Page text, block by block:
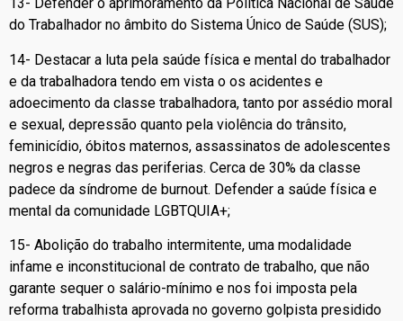
do Trabalhador no âmbito do Sistema Único de Saúde (SUS);
14- Destacar a luta pela saúde física e mental do trabalhador
e da trabalhadora tendo em vista o os acidentes e
adoecimento da classe trabalhadora, tanto por assédio moral
e sexual, depressão quanto pela violência do trânsito,
feminicídio, óbitos maternos, assassinatos de adolescentes
negros e negras das periferias. Cerca de 30% da classe
padece da síndrome de burnout. Defender a saúde física e
mental da comunidade LGBTQUIA+;
15- Abolição do trabalho intermitente, uma modalidade
infame e inconstitucional de contrato de trabalho, que não
garante sequer o salário-mínimo e nos foi imposta pela
reforma trabalhista aprovada no governo golpista presidido